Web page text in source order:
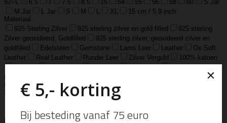
52=L 6.5 7 7.5 8.5 15 54 55 56 58 60
S Jar
M Jar
L Jar S M L XL
15 cm / 5.9 inch
Materiaal
925 Sterling Zilver
925 sterling zilver en gold filled
925 sterling
Zilver geoxideerd, Goldfilled
925 sterling zilver, geoxideerd zilver en
goldfilled
Edelsteen Gemstone Lams Leer Leather
Ox Soft
Leather
Real Leather Runder Leer Zilver Verguld
100% katoen
(30 micron)
Zwaar verzilverd
(15 micron)
Soort
Armbandje
Avondtasje
Bandana Beanie Bedel
Bowlingtas
Brillen Etui Broche Bumbag